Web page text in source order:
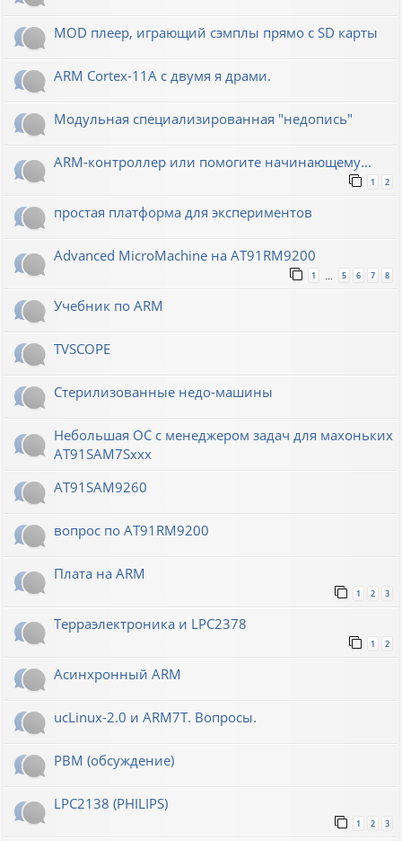
MOD плеер, играющий сэмплы прямо с SD карты
ARM Cortex-11A с двумя я драми.
Модульная специализированная "недопись"
ARM-контроллер или помогите начинающему...
1 2
простая платформа для экспериментов
Advanced MicroMachine на AT91RM9200
1 5 6 7 8
Учебник по ARM
TVSCOPE
Стерилизованные недо-машины
Небольшая ОС с менеджером задач для махоньких
AT91SAM7Sxxx
AT91SAM9260
вопрос по AT91RM9200
Плата на ARM
1 2 3
Терраэлектроника и LPC2378
1 2
Асинхронный ARM
ucLinux-2.0 и ARM7T. Вопросы.
РВМ (обсуждение)
LPC2138 (PHILIPS)
1 2 3